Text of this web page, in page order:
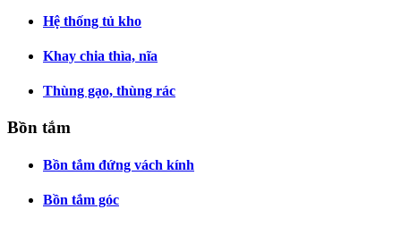
Hệ thống tủ kho
Khay chia thìa, nĩa
Thùng gạo, thùng rác
Bồn tắm
Bồn tắm đứng vách kính
Bồn tắm góc